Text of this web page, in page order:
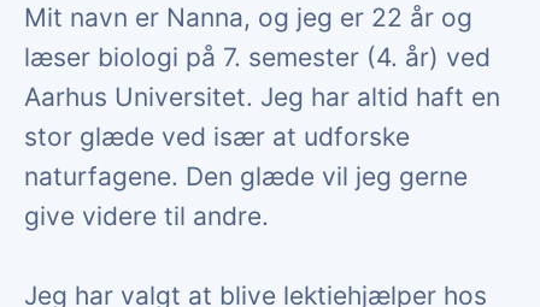
Mit navn er Nanna, og jeg er 22 år og
læser biologi på 7. semester (4. år) ved
Aarhus Universitet. Jeg har altid haft en
stor glæde ved især at udforske
naturfagene. Den glæde vil jeg gerne
give videre til andre.
Jeg har valgt at blive lektiehjælper hos